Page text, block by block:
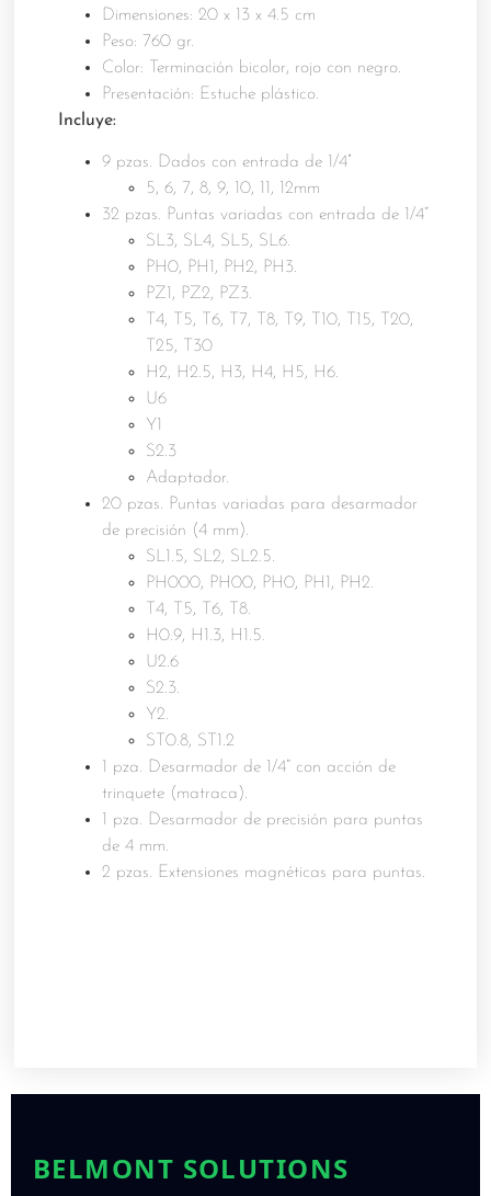
Dimensiones: 20 x 13 x 4.5 cm
Peso: 760 gr.
Color: Terminación bicolor, rojo con negro.
Presentación: Estuche plástico.
Incluye:
9 pzas. Dados con entrada de 1/4”
5, 6, 7, 8, 9, 10, 11, 12mm
32 pzas. Puntas variadas con entrada de 1/4“
SL3, SL4, SL5, SL6.
PH0, PH1, PH2, PH3.
PZ1, PZ2, PZ3.
T4, T5, T6, T7, T8, T9, T10, T15, T20,
T25, T30
H2, H2.5, H3, H4, H5, H6.
U6
Y1
S2.3
Adaptador.
20 pzas. Puntas variadas para desarmador
de precisión (4 mm).
SL1.5, SL2, SL2.5.
PH000, PH00, PH0, PH1, PH2.
T4, T5, T6, T8.
H0.9, H1.3, H1.5.
U2.6
S2.3.
Y2.
ST0.8, ST1.2
1 pza. Desarmador de 1/4“ con acción de
trinquete (matraca).
1 pza. Desarmador de precisión para puntas
de 4 mm.
2 pzas. Extensiones magnéticas para puntas.
BELMONT SOLUTIONS